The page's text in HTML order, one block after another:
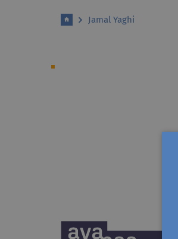
Jamal Yaghi